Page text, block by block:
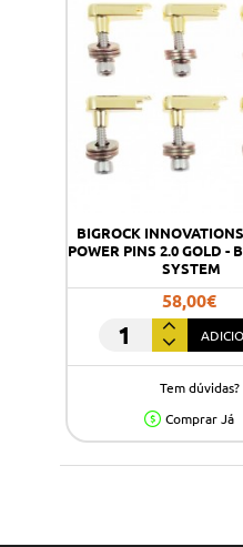
BIGROCK
POWER PINS 2.0 GOLD -
SYSTEM
58,00€
BIGROCK
INNOVATIONS
-
POWER
Tem dúvidas?
Comprar Já